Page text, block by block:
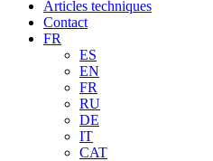
Articles techniques
Contact
FR
ES
EN
FR
RU
DE
IT
CAT